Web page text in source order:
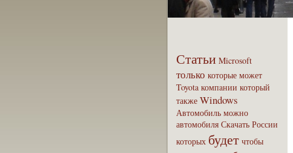
Статьи Microsoft
только которые может
Toyota компaнии который
также Windows
Автомобиль можно
автомобиля Скaчать России
которых будет чтобы